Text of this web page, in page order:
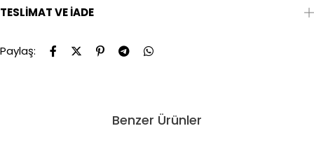
TESLIMAT VE İADE
Paylaş:
Benzer Ürünler